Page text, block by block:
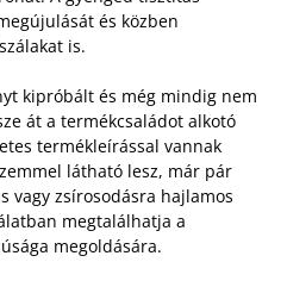
és közben
is.
kipróbált és még mindig nem
át a termékcsaládot alkotó
termékleírással vannak
látható lesz, már pár
vagy zsírosodásra hajlamos
megtalálhatja a
megoldására.